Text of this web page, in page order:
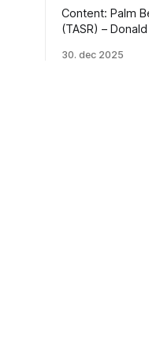
Content: Palm
(TASR) –
vyhlásil, že
30. dec 2025